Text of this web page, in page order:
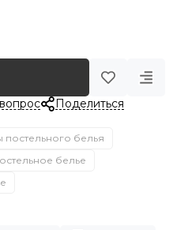
Поделиться
постельного белья
белье